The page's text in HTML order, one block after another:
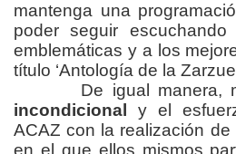
mantenga una
poder seguir
emblemáticas y a los
título ‘Antología de la
De igual manera,
incondicional
y el
ACAZ con la realización
en el que ellos mismos